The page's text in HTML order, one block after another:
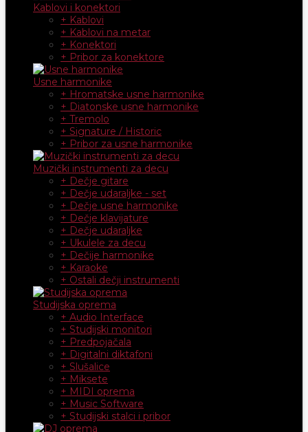
Kablovi i konektori
+ Kablovi
+ Kablovi na metar
+ Konektori
+ Pribor za konektore
Usne harmonike
+ Hromatske usne harmonike
+ Diatonske usne harmonike
+ Tremolo
+ Signature / Historic
+ Pribor za usne harmonike
Muzički instrumenti za decu
+ Dečje gitare
+ Dečje udaraljke - set
+ Dečje usne harmonike
+ Dečje klavijature
+ Dečje udaraljke
+ Ukulele za decu
+ Dečije harmonike
+ Karaoke
+ Ostali dečji instrumenti
Studijska oprema
+ Audio Interface
+ Studijski monitori
+ Predpojačala
+ Digitalni diktafoni
+ Slušalice
+ Miksete
+ MIDI oprema
+ Music Software
+ Studijski stalci i pribor